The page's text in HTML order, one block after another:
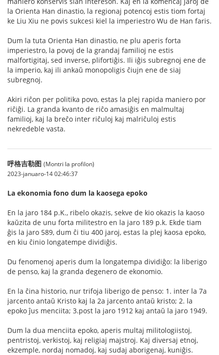
la Orienta Han dinastio, la regionaj potencoj estis tiom fortaj
ke Liu Xiu ne povis sukcesi kiel la imperiestro Wu de Han faris.
Dum la tuta Orienta Han dinastio, ne plu aperis forta
imperiestro, la povoj de la grandaj familioj ne estis
malfortigitaj, sed inverse, plifortiĝis. Ili iĝis subregnoj ene de
la imperio, kaj ili ankaŭ monopoligis ĉiujn ene de siaj
subregnoj.
Akiri riĉon per politika povo, estas la plej rapida maniero por
riĉiĝi. La granda kvanto de riĉo amasiĝis en malmultaj
familioj, kaj la breĉo inter riĉuloj kaj malriĉuloj estis
nekredeble vasta.
呼格吉勒图 (Montri la profilon)
2023-januaro-14 02:46:37
La ekonomia fono dum la kaosega epoko
En la jaro 184 p.K., ribelo okazis, sekve de kio okazis la kaoso
kaŭzita de unu forta militestro en la jaro 189 p.k. Ekde tiam
ĝis la jaro 589, dum ĉi tiu 400 jaroj, estas la plej kaosa epoko,
en kiu ĉinio longatempe dividiĝis.
Du fenomenoj aperis dum la longatempa dividiĝo: la liberigo
de penso, kaj la granda degenero de ekonomio.
En la ĉina historio, nur trifoja liberigo de penso: 1. inter la 7a
jarcento antaŭ Kristo kaj la 2a jarcento antaŭ kristo; 2. la
epoko ĵus menciita; 3.post la jaro 1912 kaj antaŭ la jaro 1949.
Dum la dua menciita epoko, aperis multaj militologiistoj,
pentristoj, verkistoj, kaj religiaj majstroj. Kaj diversaj etnoj,
ekzemple, nordaj nomadoj, kaj sudaj aborigenaj, kuniĝis.